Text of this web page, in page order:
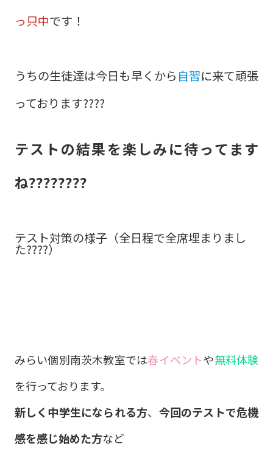
っ只中です！
うちの生徒達は今日も早くから 自習に来て頑張
っております????
テストの結果を楽しみに待ってます
ね????????
テスト対策の様子（全日程で全席埋まりまし
た????）
みらい個別南茨木教室では春イベントや無料体験
を行っております。
新しく中学生になられる方、 今回のテストで危機
感を感じ始めた方など